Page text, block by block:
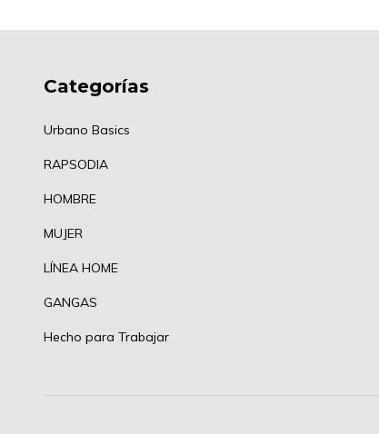
Categorías
Urbano Basics
RAPSODIA
HOMBRE
MUJER
LÍNEA HOME
GANGAS
Hecho para Trabajar